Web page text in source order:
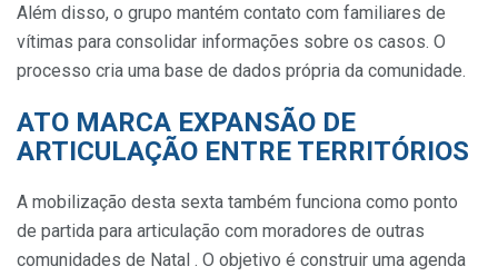
Além disso, o grupo mantém contato com familiares de
vítimas para consolidar informações sobre os casos. O
processo cria uma base de dados própria da comunidade.
ATO MARCA EXPANSÃO DE
ARTICULAÇÃO ENTRE TERRITÓRIOS
A mobilização desta sexta também funciona como ponto
de partida para articulação com moradores de outras
comunidades de Natal . O objetivo é construir uma agenda